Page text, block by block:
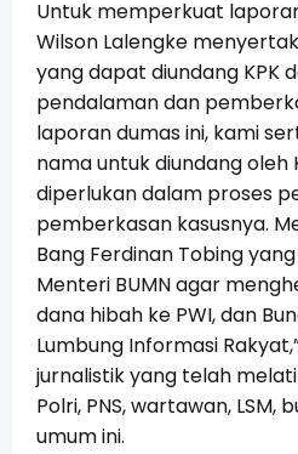
Untuk memperkuat
Wilson Lalengke
yang dapat diundang KPK
pendalaman dan
laporan dumas ini, kami
nama untuk diundang oleh
diperlukan dalam proses
pemberkasan kasusnya.
Bang Ferdinan Tobing
Menteri BUMN agar
dana hibah ke PWI, dan
Lumbung Informasi
jurnalistik yang telah
Polri, PNS, wartawan, LSM,
umum ini.